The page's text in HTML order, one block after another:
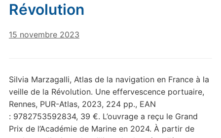
Révolution
15 novembre 2023
Silvia Marzagalli, Atlas de la navigation en France à la
veille de la Révolution. Une effervescence portuaire,
Rennes, PUR-Atlas, 2023, 224 pp., EAN
: 9782753592834, 39 €. L’ouvrage a reçu le Grand
Prix de l’Académie de Marine en 2024. À partir de